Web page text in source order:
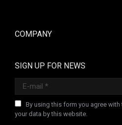
COMPANY
SIGN UP FOR NEWS
E-mail *
By using this form you agree
your data by this website.